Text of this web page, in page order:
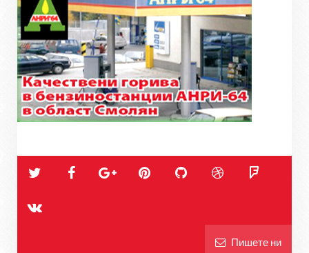
Пишете ни